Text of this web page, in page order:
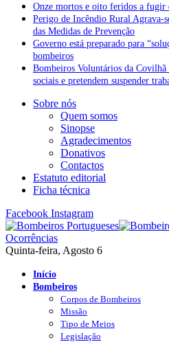
Onze mortos e oito feridos a fugir
Perigo de Incêndio Rural Agrava-
das Medidas de Prevenção
Governo está preparado para
bombeiros
Bombeiros Voluntários da Covilhã
sociais e pretendem suspender
Sobre nós
Quem somos
Sinopse
Agradecimentos
Donativos
Contactos
Estatuto editorial
Ficha técnica
Facebook Instagram
Ocorrências
Quinta-feira, Agosto 6
Início
Bombeiros
Corpos de Bombeiros
Missão
Tipo de Meios
Legislação